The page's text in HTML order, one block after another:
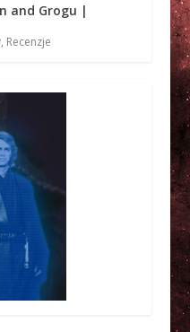
and Grogu |
, Recenzje